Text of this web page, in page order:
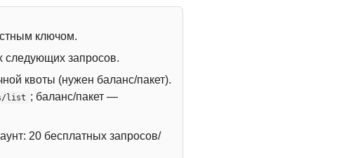
ключом.
следующих запросов.
квоты (нужен баланс/пакет).
list ; баланс/пакет —
20 бесплатных запросов/